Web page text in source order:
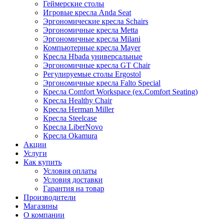
Геймерские столы
Игровые кресла Anda Seat
Эргономические кресла Schairs
Эргономичные кресла Metta
Эргономичные кресла Milani
Компьютерные кресла Mayer
Кресла Hbada универсальные
Эргономичные кресла GT Chair
Регулируемые столы Ergostol
Эргономичные кресла Falto Special
Кресла Comfort Workspace (ex.Comfort Seating)
Кресла Healthy Chair
Кресла Herman Miller
Кресла Steelcase
Кресла LiberNovo
Кресла Okamura
Акции
Услуги
Как купить
Условия оплаты
Условия доставки
Гарантия на товар
Производители
Магазины
О компании